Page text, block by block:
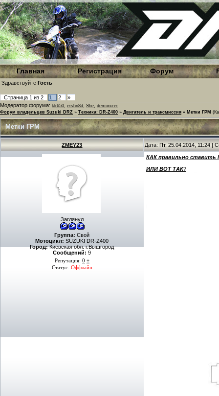
Главная Регистрация Форум
Здравствуйте Гость
Страница 1 из 2 1 2
»
Модератор форума: klr650 ershn8d She demonizer
Форум владельцев Suzuki DRZ » Техника: DR-Z400 » Двигатель и трансмиссия » Метки ГРМ
Метки ГРМ
ZMEY23 Дата: Пт, 25.04.2014, 11:24 |
Заглянул
Группа: Свой
Мотоцикл: SUZUKI DR-Z400
Город:Киевская обл. г.Вышгород
Сообщений: 9
Репутация: 0 ±
Статус: Оффлайн
КАК правильно ставить
ИЛИ ВОТ ТАК?